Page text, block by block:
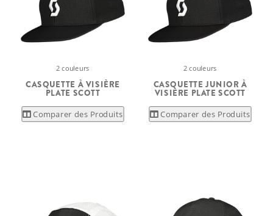
2 couleurs
CASQUETTE À VISIÈRE
PLATE SCOTT
Comparer des Produits
2 couleurs
CASQUETTE JUNIOR À
VISIÈRE PLATE SCOTT
Comparer des Produits